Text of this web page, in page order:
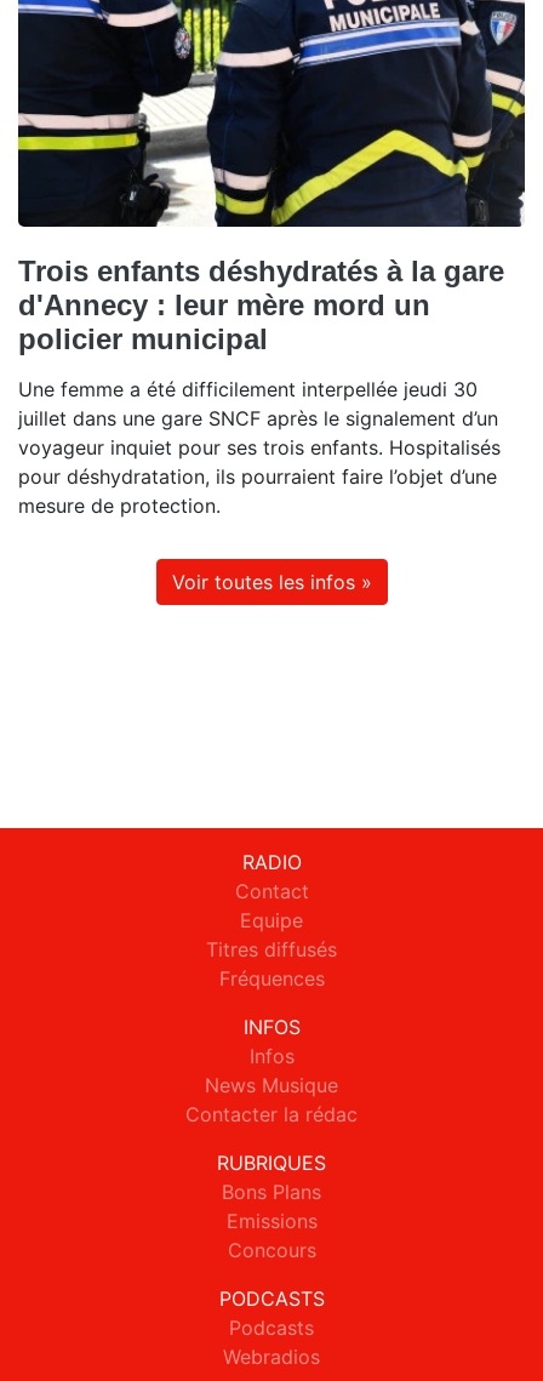
Trois enfants déshydratés à la gare
d'Annecy : leur mère mord un
policier municipal
Une femme a été difficilement interpellée jeudi 30
juillet dans une gare SNCF après le signalement d’un
voyageur inquiet pour ses trois enfants. Hospitalisés
pour déshydratation, ils pourraient faire l’objet d’une
mesure de protection.
Voir toutes les infos »
RADIO
Contact
Equipe
Titres diffusés
Fréquences
INFOS
Infos
News Musique
Contacter la rédac
RUBRIQUES
Bons Plans
Emissions
Concours
PODCASTS
Podcasts
Webradios